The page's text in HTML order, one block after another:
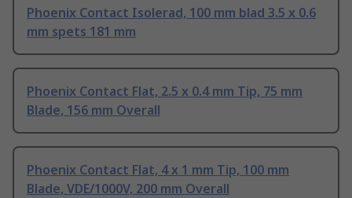
Phoenix Contact Isolerad, 100 mm blad 3.5 x 0.6
mm spets 181 mm
Phoenix Contact Flat, 2.5 x 0.4 mm Tip, 75 mm
Blade, 156 mm Overall
Phoenix Contact Flat, 4 x 1 mm Tip, 100 mm
Blade, VDE/1000V, 200 mm Overall